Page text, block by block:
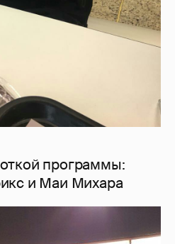
программы:
и Маи Михара